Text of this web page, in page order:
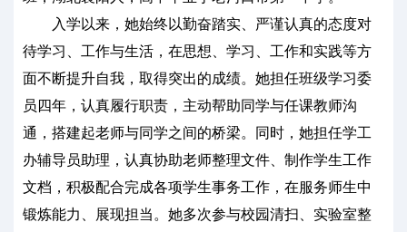
入学以来，她始终以勤奋踏实、严谨认真的态度对
待学习、工作与生活，在思想、学习、工作和实践等方
面不断提升自我，取得突出的成绩。她担任班级学习委
员四年，认真履行职责，主动帮助同学与任课教师沟
通，搭建起老师与同学之间的桥梁。同时，她担任学工
办辅导员助理，认真协助老师整理文件、制作学生工作
文档，积极配合完成各项学生事务工作，在服务师生中
锻炼能力、展现担当。她多次参与校园清扫、实验室整